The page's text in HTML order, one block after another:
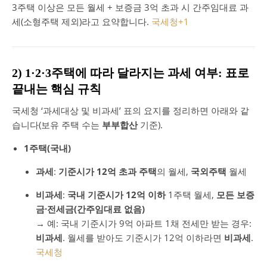
3주택 이상은 모든 월세 + 보증금 3억 초과 시 간주임대료 과
세(소형주택 제외)라고 요약합니다. 국세청+1
2) 1·2·3주택에 따라 달라지는 과세 여부: 표로
끝내는 핵심 규칙
국세청 ‘과세대상 및 비과세’ 표의 요지를 정리하면 아래와 같
습니다(보유 주택 수는 부부합산기준).
1주택(국내)
과세: 기준시가 12억 초과 주택의 월세, 국외주택 월세
비과세: 국내 기준시가 12억 이하1주택 월세, 모든 보증
금·전세금(간주임대료 없음)
→ 예: 국내 기준시가 9억 아파트 1채 전세만 받는 경우:
비과세. 월세를 받아도 기준시가 12억 이하라면 비과세.
국세청